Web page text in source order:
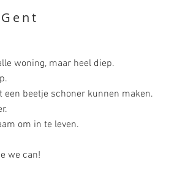
woning, maar heel diep.
een beetje schoner kunnen maken.
om in te leven.
we can!